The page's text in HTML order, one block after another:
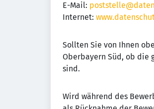
E-Mail:
Internet:
Sollten Sie von Ihnen
Oberbayern Süd, ob die
sind.
Wird während des